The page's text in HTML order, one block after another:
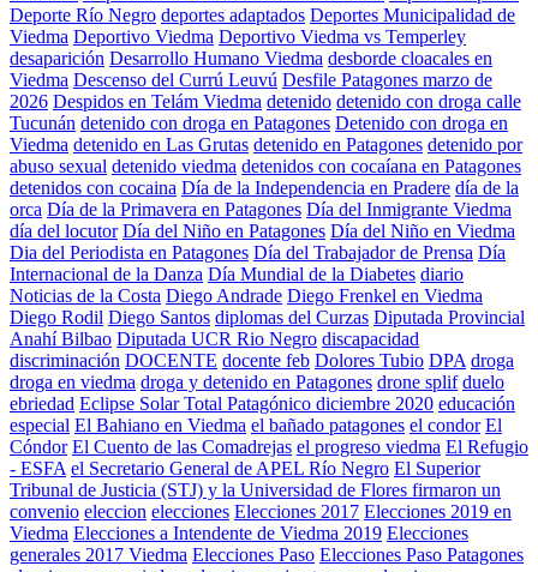
Deporte Río Negro deportes adaptados Deportes Municipalidad de
Viedma Deportivo Viedma Deportivo Viedma vs Temperley
desaparición Desarrollo Humano Viedma desborde cloacales en
Viedma Descenso del Currú Leuvú Desfile Patagones marzo de
2026 Despidos en Telám Viedma detenido detenido con droga calle
Tucunán detenido con droga en Patagones Detenido con droga en
Viedma detenido en Las Grutas detenido en Patagones detenido por
abuso sexual detenido viedma detenidos con cocaíana en Patagones
detenidos con cocaina Día de la Independencia en Pradere día de la
orca Día de la Primavera en Patagones Día del Inmigrante Viedma
día del locutor Día del Niño en Patagones Día del Niño en Viedma
Dia del Periodista en Patagones Día del Trabajador de Prensa Día
Internacional de la Danza Día Mundial de la Diabetes diario
Noticias de la Costa Diego Andrade Diego Frenkel en Viedma
Diego Rodil Diego Santos diplomas del Curzas Diputada Provincial
Anahí Bilbao Diputada UCR Rio Negro discapacidad
discriminación DOCENTE docente feb Dolores Tubio DPA droga
droga en viedma droga y detenido en Patagones drone splif duelo
ebriedad Eclipse Solar Total Patagónico diciembre 2020 educación
especial El Bahiano en Viedma el bañado patagones el condor El
Cóndor El Cuento de las Comadrejas el progreso viedma El Refugio
- ESFA el Secretario General de APEL Río Negro El Superior
Tribunal de Justicia (STJ) y la Universidad de Flores firmaron un
convenio eleccion elecciones Elecciones 2017 Elecciones 2019 en
Viedma Elecciones a Intendente de Viedma 2019 Elecciones
generales 2017 Viedma Elecciones Paso Elecciones Paso Patagones